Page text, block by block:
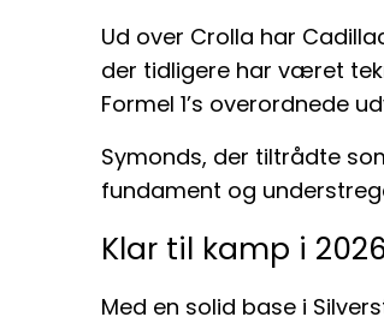
Ud over Crolla har
der tidligere har været
Formel 1’s overordnede
Symonds, der tiltrådte
fundament og
Klar til kamp i
Med en solid base i